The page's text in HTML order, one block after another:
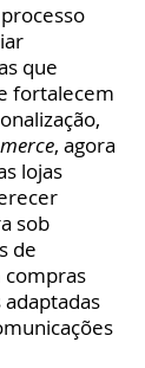
que
fortalecem
, agora
lojas
sob
de
compras